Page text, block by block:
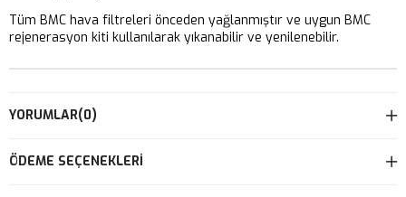
Tüm BMC hava filtreleri önceden yağlanmıştır ve uygun BMC
rejenerasyon kiti kullanılarak yıkanabilir ve yenilenebilir.
YORUMLAR(0)
ÖDEME SEÇENEKLERI